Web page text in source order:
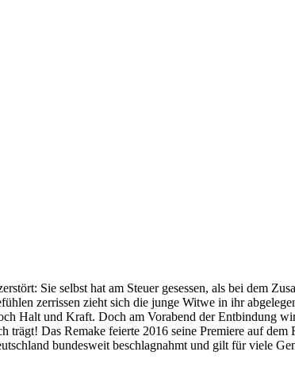
Sie selbst hat am Steuer gesessen, als bei dem
zerrissen zieht sich die junge Witwe in ihr
Halt und Kraft. Doch am Vorabend der Entbindung
Das Remake feierte 2016 seine Premiere auf
bundesweit beschlagnahmt und gilt für viele